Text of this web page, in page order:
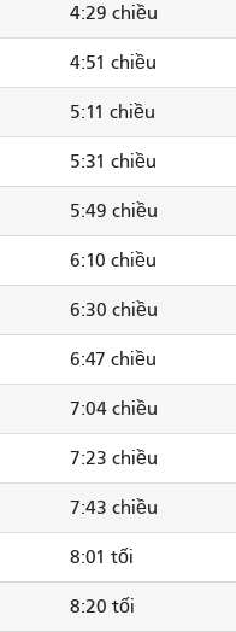
4:29 chiều
4:51 chiều
5:11 chiều
5:31 chiều
5:49 chiều
6:10 chiều
6:30 chiều
6:47 chiều
7:04 chiều
7:23 chiều
7:43 chiều
8:01 tối
8:20 tối